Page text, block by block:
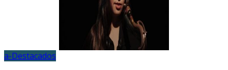
a-Destacados